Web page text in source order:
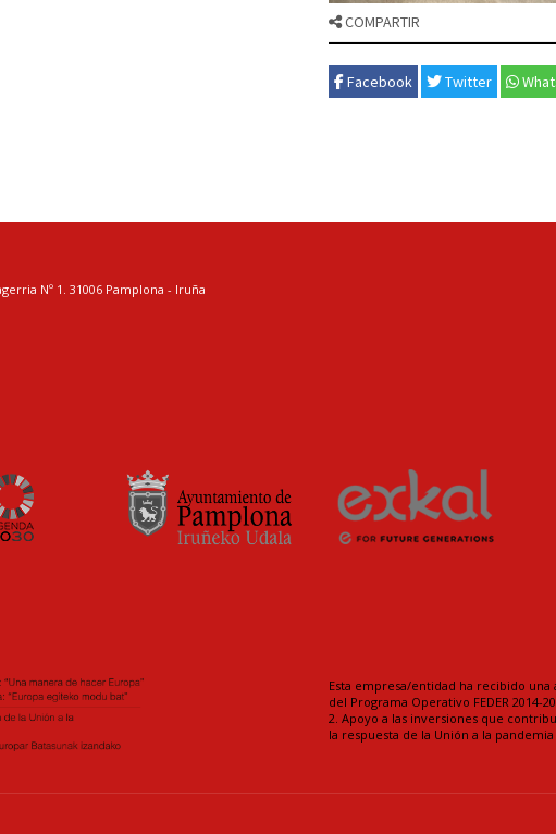
COMPARTIR
Facebook Twitter
Nº 1. 31006 Pamplona - Iruña
Esta empresa/entidad ha recibido una
del Programa Operativo FEDER 2014-
2. Apoyo a las inversiones que
la respuesta de la Unión a la pandemia